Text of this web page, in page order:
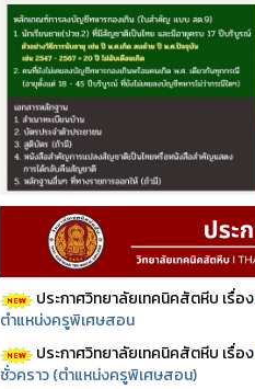
ประกาศวิทยาลัยเทคนิคสัตหีบ เรื่อง
ตำแหน่งครูพิเศษสอน
ประกาศวิทยาลัยเทคนิคสัตหีบ เรื่อง
ชั่วคราว (ตำแหน่งครูพิเศษสอน)